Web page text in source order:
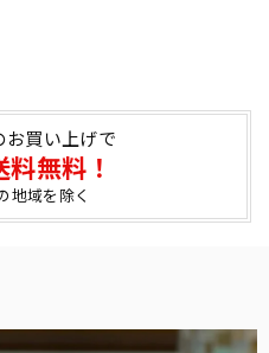
お買い上げで
料無料！
地域を除く